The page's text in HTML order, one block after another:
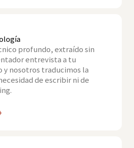
profundo, extraído sin
entrevista a tu
y nosotros traducimos la
de escribir ni de